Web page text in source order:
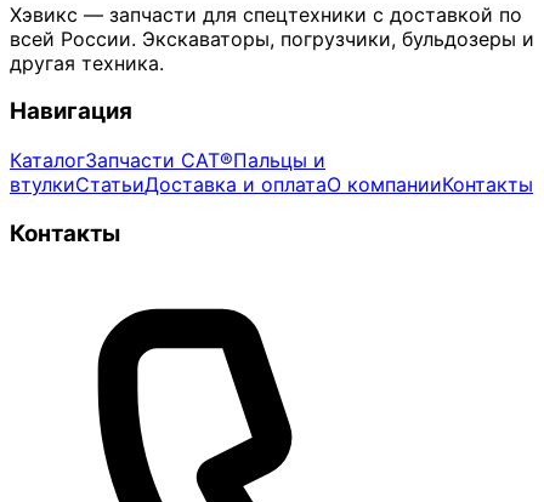
Хэвикс — запчасти для спецтехники с доставкой по
всей России. Экскаваторы, погрузчики, бульдозеры и
другая техника.
Навигация
КаталогЗапчасти CAT®Пальцы и
втулкиСтатьиДоставка и оплатаО компанииКонтакты
Контакты